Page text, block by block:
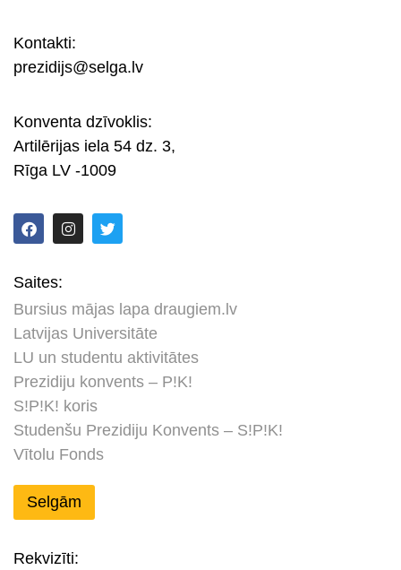
Kontakti:
prezidijs@selga.lv
Konventa dzīvoklis:
Artilērijas iela 54 dz. 3,
Rīga LV -1009
Saites:
Bursius mājas lapa draugiem.lv
Latvijas Universitāte
LU un studentu aktivitātes
Prezidiju konvents – P!K!
S!P!K! koris
Studenšu Prezidiju Konvents – S!P!K!
Vītolu Fonds
Selgām
Rekvizīti: